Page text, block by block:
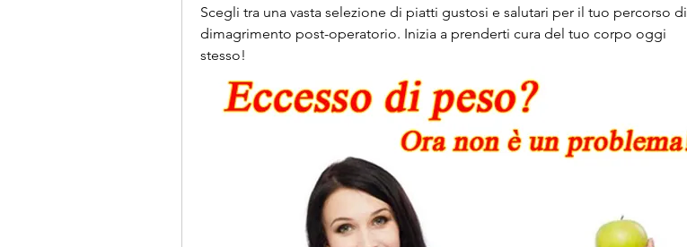
Scegli tra una vasta selezione di piatti gustosi e salutari per il tuo percorso di
dimagrimento post-operatorio. Inizia a prenderti cura del tuo corpo oggi
stesso!